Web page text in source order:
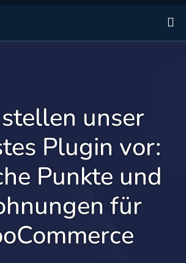
unser
Plugin vor:
Punkte und
für